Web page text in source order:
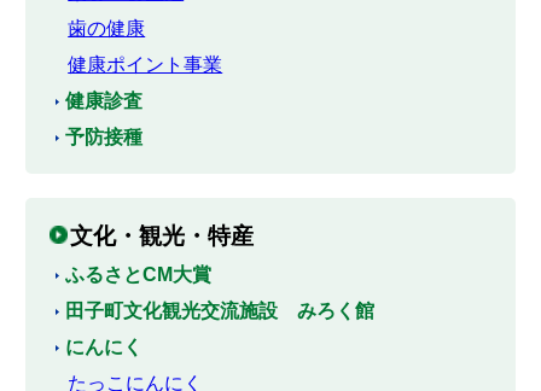
歯の健康
健康ポイント事業
健康診査
予防接種
文化・観光・特産
ふるさとCM大賞
田子町文化観光交流施設 みろく館
にんにく
たっこにんにく